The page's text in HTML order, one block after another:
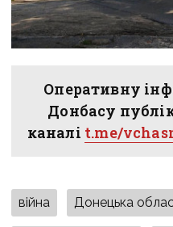
Оперативну
Донбасу
каналі t.me/
війна Донецька